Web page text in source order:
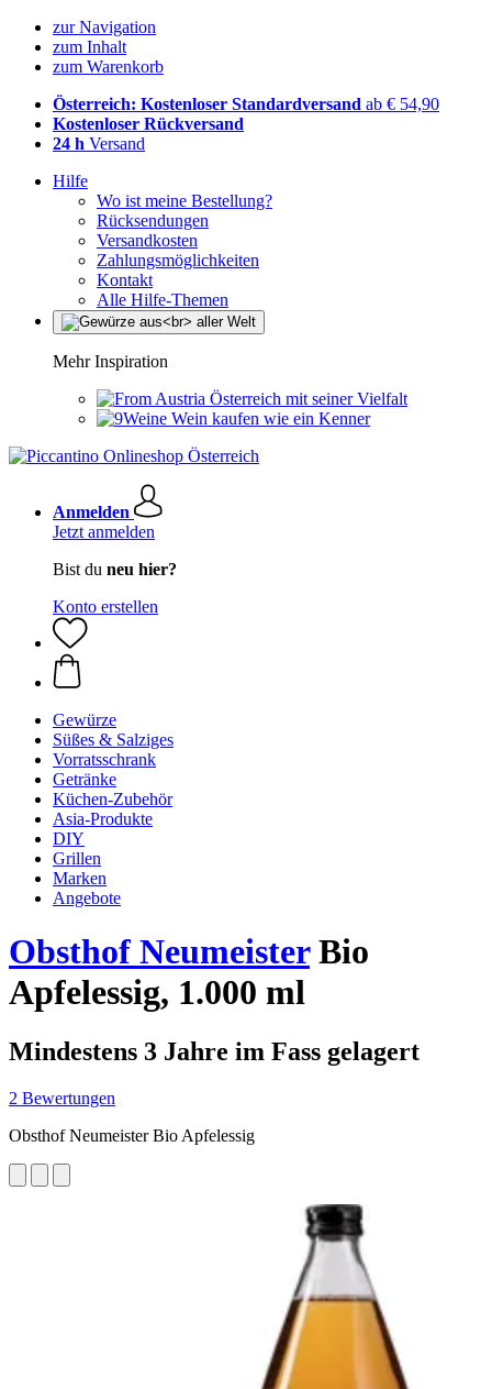
zur Navigation
zum Inhalt
zum Warenkorb
Österreich: Kostenloser Standardversand ab € 54,90
Kostenloser Rückversand
24 h Versand
Hilfe
Wo ist meine Bestellung?
Rücksendungen
Versandkosten
Zahlungsmöglichkeiten
Kontakt
Alle Hilfe-Themen
Mehr Inspiration
Österreich mit seiner Vielfalt
Wein kaufen wie ein Kenner
Anmelden
Jetzt anmelden
Bist du neu hier?
Konto erstellen
Gewürze
Süßes & Salziges
Vorratsschrank
Getränke
Küchen-Zubehör
Asia-Produkte
DIY
Grillen
Marken
Angebote
Obsthof NeumeisterBio
Apfelessig, 1.000 ml
Mindestens 3 Jahre im Fass gelagert
2 Bewertungen
Obsthof Neumeister Bio Apfelessig